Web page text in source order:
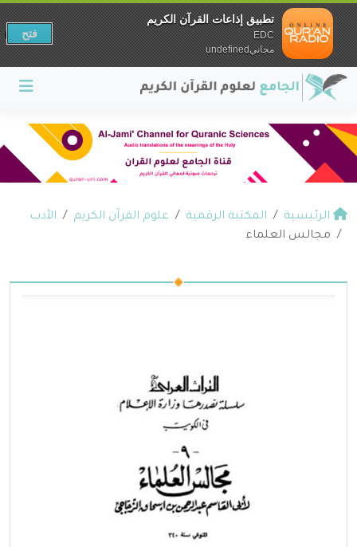
الرئيسية المكتبة الرقمية علوم القرآن الكريم
الأدب
مجالس العلماء
تطبيق إذاعات القرآن الكريم
EDC
مجانيundefined
فتح